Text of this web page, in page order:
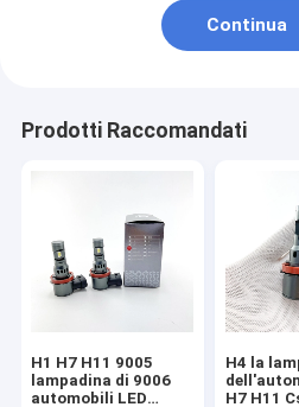
Continua
Prodotti Raccomandati
H1 H7 H11 9005
lampadina di 9006
automobili LED
H4 la
H7 H11